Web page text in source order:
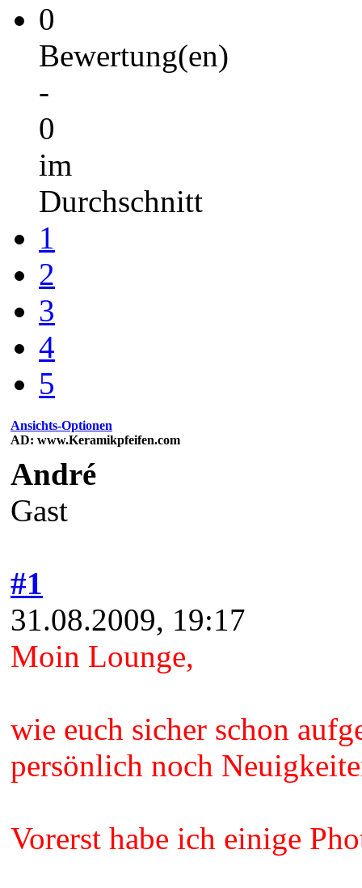
0
Bewertung(en)
-
0
im
Durchschnitt
1
2
3
4
5
Ansichts-Optionen
AD: www.Keramikpfeifen.com
André
Gast
#1
31.08.2009, 19:17
Moin Lounge,
wie euch sicher schon
persönlich noch
Vorerst habe ich einige